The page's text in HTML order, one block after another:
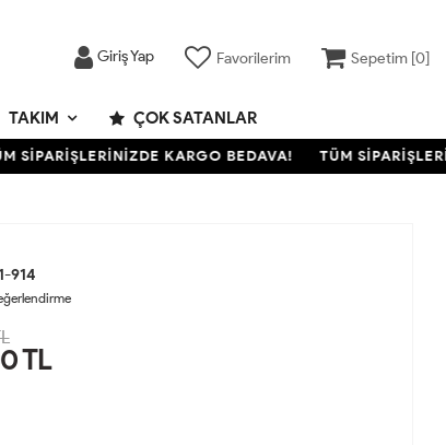
Giriş Yap Favorilerim Sepetim [0]
TAKIM ÇOK SATANLAR
SİPARİŞLERİNİZDE KARGO BEDAVA! TÜM
914
TL